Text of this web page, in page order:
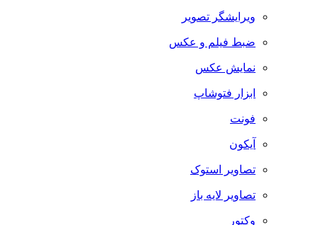
ویرایشگر تصویر
ضبط فيلم و عكس
نمایش عکس
ابزار فتوشاپ
فونت
آیکون
تصاویر استوک
تصاویر لایه باز
وکتور